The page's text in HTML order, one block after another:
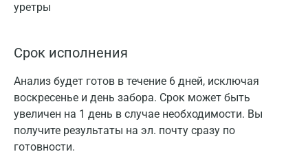
уретры
Срок исполнения
Анализ будет готов в течение 6 дней, исключая
воскресенье и день забора. Срок может быть
увеличен на 1 день в случае необходимости. Вы
получите результаты на эл. почту сразу по
готовности.